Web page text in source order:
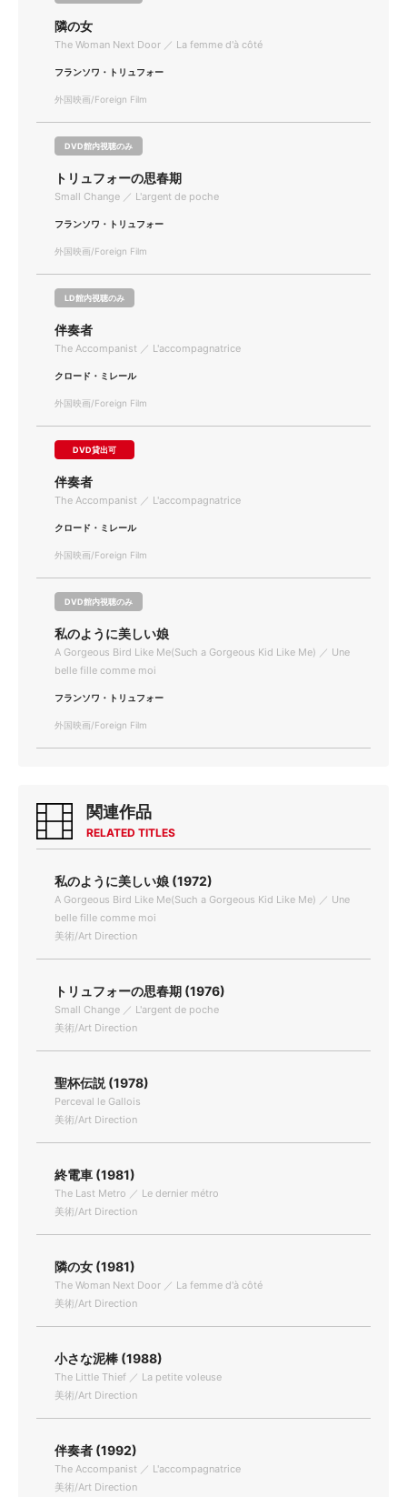
隣の女
The Woman Next Door ／ La femme d'à côté
フランソワ・トリュフォー
外国映画/Foreign Film
DVD館内視聴のみ
トリュフォーの思春期
Small Change ／ L'argent de poche
フランソワ・トリュフォー
外国映画/Foreign Film
LD館内視聴のみ
伴奏者
The Accompanist ／ L'accompagnatrice
クロード・ミレール
外国映画/Foreign Film
DVD貸出可
伴奏者
The Accompanist ／ L'accompagnatrice
クロード・ミレール
外国映画/Foreign Film
DVD館内視聴のみ
私のように美しい娘
A Gorgeous Bird Like Me(Such a Gorgeous Kid Like Me) ／ Une
belle fille comme moi
フランソワ・トリュフォー
外国映画/Foreign Film
関連作品
RELATED TITLES
私のように美しい娘 (1972)
A Gorgeous Bird Like Me(Such a Gorgeous Kid Like Me) ／ Une
belle fille comme moi
美術/Art Direction
トリュフォーの思春期 (1976)
Small Change ／ L'argent de poche
美術/Art Direction
聖杯伝説 (1978)
Perceval le Gallois
美術/Art Direction
終電車 (1981)
The Last Metro ／ Le dernier métro
美術/Art Direction
隣の女 (1981)
The Woman Next Door ／ La femme d'à côté
美術/Art Direction
小さな泥棒 (1988)
The Little Thief ／ La petite voleuse
美術/Art Direction
伴奏者 (1992)
The Accompanist ／ L'accompagnatrice
美術/Art Direction